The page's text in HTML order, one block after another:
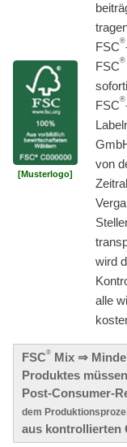
[Musterlogo]
FSC®
FSC®
FSC®
von
wird
alle
FSC®
Mix ⇒
Produktes
Post-Consumer-
dem
aus kontrollierten